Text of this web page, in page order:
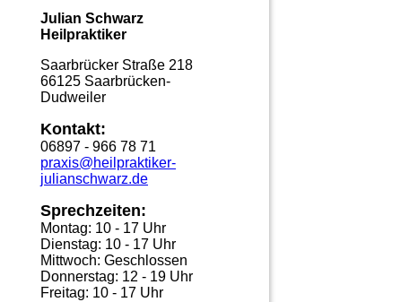
Julian Schwarz
Heilpraktiker
Saarbrücker Straße 218
66125 Saarbrücken-
Dudweiler
Kontakt:
06897 - 966 78 71
praxis@heilpraktiker-
julianschwarz.de
Sprechzeiten:
Montag: 10 - 17 Uhr
Dienstag: 10 - 17 Uhr
Mittwoch: Geschlossen
Donnerstag: 12 - 19 Uhr
Freitag: 10 - 17 Uhr